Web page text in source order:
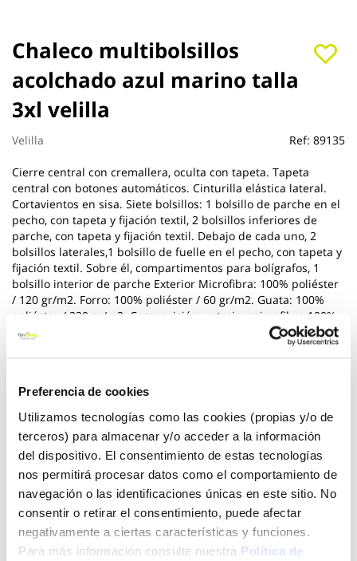
Preferencia de cookies
Utilizamos tecnologías como las cookies (propias y/o de
terceros) para almacenar y/o acceder a la información
del dispositivo. El consentimiento de estas tecnologías
nos permitirá procesar datos como el comportamiento de
navegación o las identificaciones únicas en este sitio. No
consentir o retirar el consentimiento, puede afectar
negativamente a ciertas características y funciones.
Para más información consulte nuestra Política de
Chaleco multibolsillos
acolchado azul marino talla
3xl velilla
Velilla Ref: 89135
Cierre central con cremallera, oculta con tapeta. Tapeta
central con botones automáticos. Cinturilla elástica lateral.
Cortavientos en sisa. Siete bolsillos: 1 bolsillo de parche en el
pecho, con tapeta y fijación textil, 2 bolsillos inferiores de
parche, con tapeta y fijación textil. Debajo de cada uno, 2
bolsillos laterales,1 bolsillo de fuelle en el pecho, con tapeta y
fijación textil. Sobre él, compartimentos para bolígrafos, 1
bolsillo interior de parche Exterior Microfibra: 100% poliéster
/ 120 gr/m2. Forro: 100% poliéster / 60 gr/m2. Guata: 100%
poliéster / 220 gr/m2. Composición: exterior microfibra 100%
poliester, 220 GSM.
Ver más
16,60 €
Añadir al carrito
Click&Collect - Recogida gratis
Envío a domicilio:
Saltar
al
comienzo
de
la
galería
de